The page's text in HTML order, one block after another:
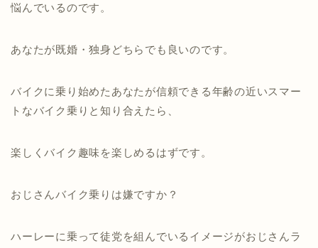
悩んでいるのです。
あなたが既婚・独身どちらでも良いのです。
バイクに乗り始めたあなたが信頼できる年齢の近いスマー
トなバイク乗りと知り合えたら、
楽しくバイク趣味を楽しめるはずです。
おじさんバイク乗りは嫌ですか？
ハーレーに乗って徒党を組んでいるイメージがおじさんラ